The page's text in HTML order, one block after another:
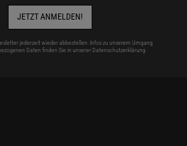
JETZT ANMELDEN!
jederzeit wieder abbestellen. Infos zu unserem Umgang
Daten finden Sie in unserer Datenschutzerklärung.